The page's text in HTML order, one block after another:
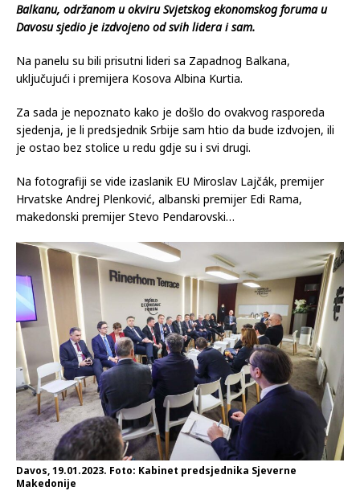
Balkanu, održanom u okviru Svjetskog ekonomskog foruma u
Davosu sjedio je izdvojeno od svih lidera i sam.
Na panelu su bili prisutni lideri sa Zapadnog Balkana,
uključujući i premijera Kosova Albina Kurtia.
Za sada je nepoznato kako je došlo do ovakvog rasporeda
sjedenja, je li predsjednik Srbije sam htio da bude izdvojen, ili
je ostao bez stolice u redu gdje su i svi drugi.
Na fotografiji se vide izaslanik EU Miroslav Lajčák, premijer
Hrvatske Andrej Plenković, albanski premijer Edi Rama,
makedonski premijer Stevo Pendarovski…
Davos, 19.01.2023. Foto: Kabinet predsjednika Sjeverne
Makedonije